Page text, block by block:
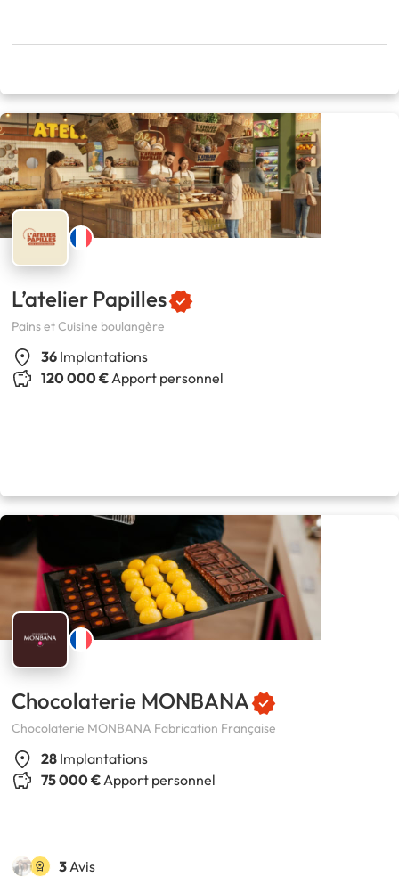
L’atelier Papilles
Pains et Cuisine boulangère
36 Implantations
120 000 €Apport personnel
Chocolaterie MONBANA
Chocolaterie MONBANA Fabrication Française
28 Implantations
75 000 €Apport personnel
3 Avis